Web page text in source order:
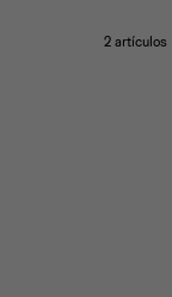
2 artículos